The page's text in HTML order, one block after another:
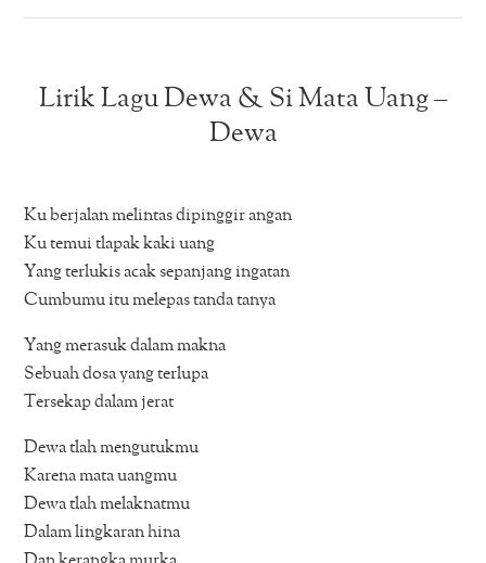
Lirik Lagu Dewa & Si Mata Uang –
Dewa
Ku berjalan melintas dipinggir angan
Ku temui tlapak kaki uang
Yang terlukis acak sepanjang ingatan
Cumbumu itu melepas tanda tanya
Yang merasuk dalam makna
Sebuah dosa yang terlupa
Tersekap dalam jerat
Dewa tlah mengutukmu
Karena mata uangmu
Dewa tlah melaknatmu
Dalam lingkaran hina